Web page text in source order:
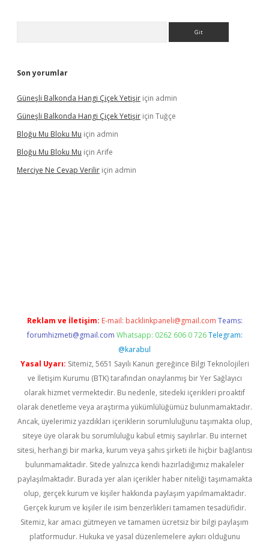
Son yorumlar
Güneşli Balkonda Hangi Çiçek Yetişir için admin
Güneşli Balkonda Hangi Çiçek Yetişir için Tuğçe
Bloğu Mu Bloku Mu için admin
Bloğu Mu Bloku Mu için Arife
Merciye Ne Cevap Verilir için admin
Reklam ve İletişim: E-mail: backlinkpaneli@gmail.com Teams:
forumhizmeti@gmail.com Whatsapp: 0262 606 0 726 Telegram:
@karabul
Yasal Uyarı: Sitemiz, 5651 Sayılı Kanun gereğince Bilgi Teknolojileri
ve İletişim Kurumu (BTK) tarafından onaylanmış bir Yer Sağlayıcı
olarak hizmet vermektedir. Bu nedenle, sitedeki içerikleri proaktif
olarak denetleme veya araştırma yükümlülüğümüz bulunmamaktadır.
Ancak, üyelerimiz yazdıkları içeriklerin sorumluluğunu taşımakta olup,
siteye üye olarak bu sorumluluğu kabul etmiş sayılırlar. Bu internet
sitesi, herhangi bir marka, kurum veya şahıs şirketi ile hiçbir bağlantısı
bulunmamaktadır. Sitede yalnızca kendi hazırladığımız makaleler
paylaşılmaktadır. Burada yer alan içerikler haber niteliği taşımamakta
olup, gerçek kurum ve kişiler hakkında paylaşım yapılmamaktadır.
Gerçek kurum ve kişiler ile isim benzerlikleri tamamen tesadüfidir.
Sitemiz, kar amacı gütmeyen ve tamamen ücretsiz bir bilgi paylaşım
platformudur. Hukuka ve yasal düzenlemelere aykırı olduğunu